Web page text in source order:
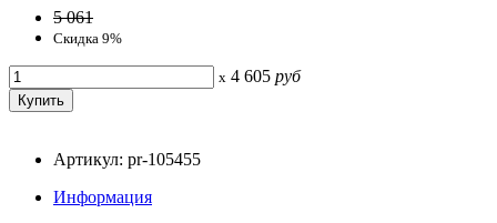
5 061
Скидка 9%
x 4 605 руб
Артикул: pr-105455
Информация